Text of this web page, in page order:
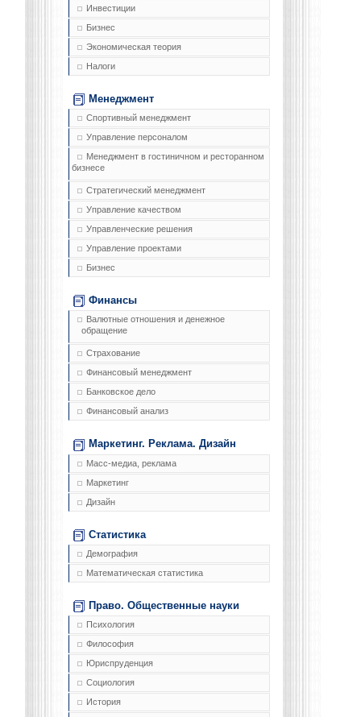
Инвестиции
Бизнес
Экономическая теория
Налоги
Менеджмент
Спортивный менеджмент
Управление персоналом
Менеджмент в гостиничном и ресторанном
бизнесе
Стратегический менеджмент
Управление качеством
Управленческие решения
Управление проектами
Бизнес
Финансы
Валютные отношения и денежное
обращение
Страхование
Финансовый менеджмент
Банковское дело
Финансовый анализ
Маркетинг. Реклама. Дизайн
Масс-медиа, реклама
Маркетинг
Дизайн
Статистика
Демография
Математическая статистика
Право. Общественные науки
Психология
Философия
Юриспруденция
Социология
История